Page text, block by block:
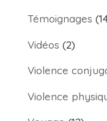
Témoignages
Vidéos (2)
Violence
Violence